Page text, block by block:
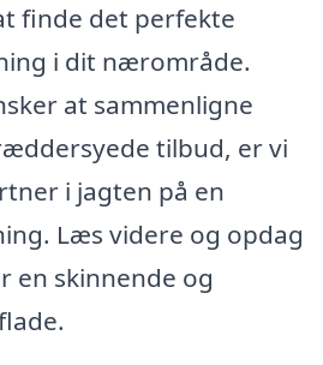
finde det perfekte
i dit nærområde.
at sammenligne
tilbud, er vi
i jagten på en
Læs videre og opdag
en skinnende og